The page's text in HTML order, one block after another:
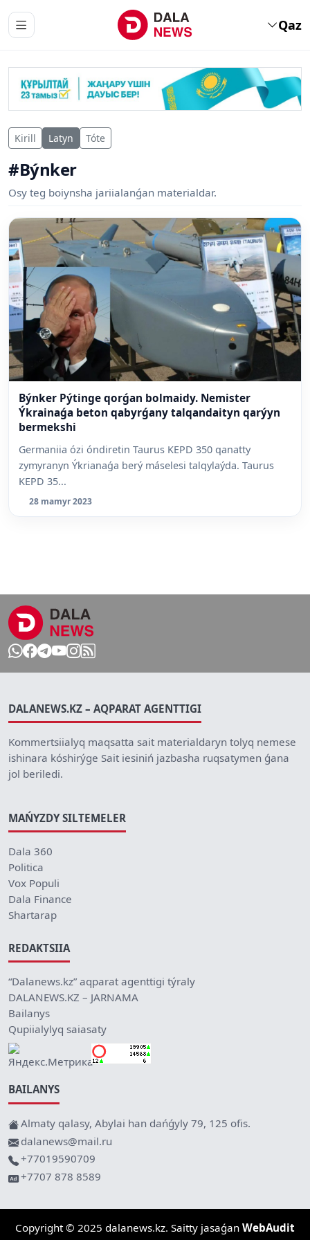
Qaz
Kirill Latyn Tóte
#Býnker
Osy teg boiynsha jariialanǵan materialdar.
Býnker Pýtinge qorǵan bolmaidy. Nemister
Ýkrainaǵa beton qabyrǵany talqandaityn qarýyn
bermekshi
Germaniia ózi óndiretin Taurus KEPD 350 qanatty
zymyranyn Ýkrianaǵa berý máselesi talqylaýda. Taurus
KEPD 35...
28 mamyr 2023
DALANEWS.KZ – AQPARAT AGENTTIGI
Kommertsiialyq maqsatta sait materialdaryn tolyq nemese
ishinara kóshirýge Sait iesiniń jazbasha ruqsatymen ǵana
jol beriledi.
MAŃYZDY SILTEMELER
Dala 360
Politica
Vox Populi
Dala Finance
Shartarap
REDAKTSIIA
“Dalanews.kz” aqparat agenttigi týraly
DALANEWS.KZ – JARNAMA
Bailanys
Qupiialylyq saiasaty
BAILANYS
Almaty qalasy, Abylai han dańǵyly 79, 125 ofis.
dalanews@mail.ru
+77019590709
+7707 878 8589
Copyright © 2025 dalanews.kz. Saitty jasaǵan WebAudit